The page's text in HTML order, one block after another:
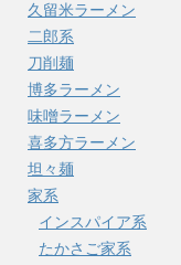
久留米ラーメン
二郎系
刀削麺
博多ラーメン
味噌ラーメン
喜多方ラーメン
坦々麺
家系
インスパイア系
たかさご家系